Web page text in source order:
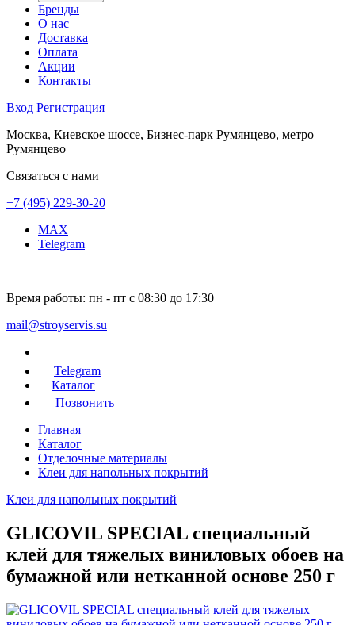
Бренды
О нас
Доставка
Оплата
Акции
Контакты
Вход Регистрация
Москва, Киевское шоссе, Бизнес-парк Румянцево, метро
Румянцево
Связаться с нами
+7 (495) 229-30-20
MAX
Telegram
Время работы: пн - пт с 08:30 до 17:30
mail@stroyservis.su
Telegram
Каталог
Позвонить
Главная
Каталог
Отделочные материалы
Клеи для напольных покрытий
Клеи для напольных покрытий
GLICOVIL SPECIAL специальный
клей для тяжелых виниловых обоев на
бумажной или нетканной основе 250 г